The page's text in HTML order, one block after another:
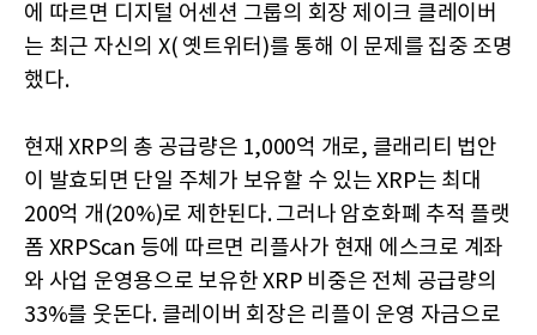
에 따르면 디지털 어센션 그룹의 회장 제이크 클레이버
는 최근 자신의 X( 옛트위터)를 통해 이 문제를 집중 조명
했다.
현재 XRP의 총 공급량은 1,000억 개로, 클래리티 법안
이 발효되면 단일 주체가 보유할 수 있는 XRP는 최대
200억 개(20%)로 제한된다. 그러나 암호화폐 추적 플랫
폼 XRPScan 등에 따르면 리플사가 현재 에스크로 계좌
와 사업 운영용으로 보유한 XRP 비중은 전체 공급량의
33%를 웃돈다. 클레이버 회장은 리플이 운영 자금으로